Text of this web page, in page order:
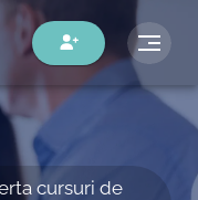
cursuri de